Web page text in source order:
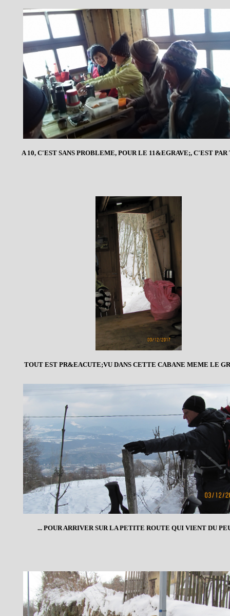
A 10, C'EST SANS PROBLEME, POUR LE 11&EGRAVE;, C'EST PAR
TOUT EST PR&EACUTE;VU DANS CETTE CABANE MEME LE
... POUR ARRIVER SUR LA PETITE ROUTE QUI VIENT DU